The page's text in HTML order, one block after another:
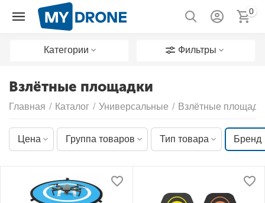
0
Категории Фильтры
Взлётные площадки
Главная / Каталог / Универсальные / Взлётные
Цена Группа товаров Тип товара Бренд